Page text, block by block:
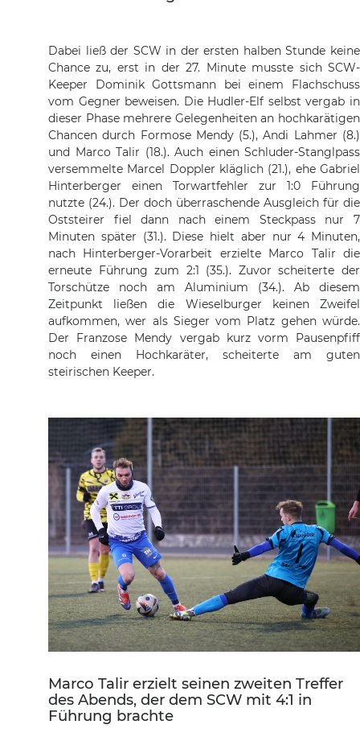
Dabei ließ der SCW in der ersten halben Stunde keine
Chance zu, erst in der 27. Minute musste sich SCW-
Keeper Dominik Gottsmann bei einem Flachschuss
vom Gegner beweisen. Die Hudler-Elf selbst vergab in
dieser Phase mehrere Gelegenheiten an hochkarätigen
Chancen durch Formose Mendy (5.), Andi Lahmer (8.)
und Marco Talir (18.). Auch einen Schluder-Stanglpass
versemmelte Marcel Doppler kläglich (21.), ehe Gabriel
Hinterberger einen Torwartfehler zur 1:0 Führung
nutzte (24.). Der doch überraschende Ausgleich für die
Oststeirer fiel dann nach einem Steckpass nur 7
Minuten später (31.). Diese hielt aber nur 4 Minuten,
nach Hinterberger-Vorarbeit erzielte Marco Talir die
erneute Führung zum 2:1 (35.). Zuvor scheiterte der
Torschütze noch am Aluminium (34.). Ab diesem
Zeitpunkt ließen die Wieselburger keinen Zweifel
aufkommen, wer als Sieger vom Platz gehen würde.
Der Franzose Mendy vergab kurz vorm Pausenpfiff
noch einen Hochkaräter, scheiterte am guten
steirischen Keeper.
Marco Talir erzielt seinen zweiten Treffer
des Abends, der dem SCW mit 4:1 in
Führung brachte